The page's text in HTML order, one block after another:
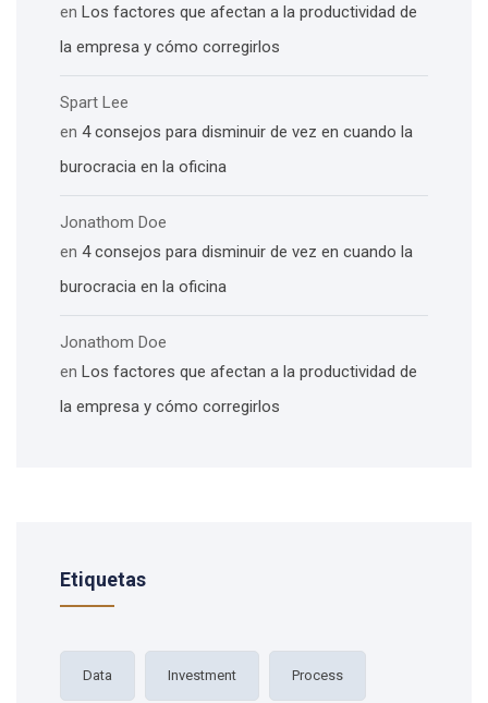
en Los factores que afectan a la productividad de
la empresa y cómo corregirlos
Spart Lee
en 4 consejos para disminuir de vez en cuando la
burocracia en la oficina
Jonathom Doe
en 4 consejos para disminuir de vez en cuando la
burocracia en la oficina
Jonathom Doe
en Los factores que afectan a la productividad de
la empresa y cómo corregirlos
Etiquetas
Data Investment Process